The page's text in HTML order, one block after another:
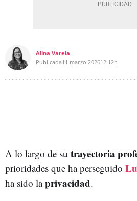
Alina Varela
Publicada11 marzo 202612:12h
A lo largo de su trayectoria
prioridades que ha perseguido
ha sido laprivacidad.